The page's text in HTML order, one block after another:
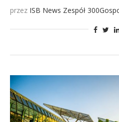
przez ISB News Zespół